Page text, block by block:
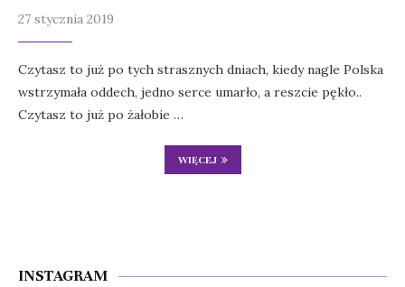
27 stycznia 2019
Czytasz to już po tych strasznych dniach, kiedy nagle Polska
wstrzymała oddech, jedno serce umarło, a reszcie pękło..
Czytasz to już po żałobie …
WIĘCEJ
INSTAGRAM